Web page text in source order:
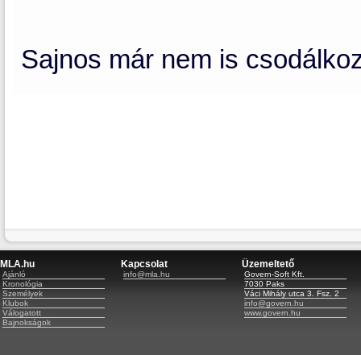
Sajnos már nem is
MLA.hu
Ajánló
Kronológia
Személyek
Klubok
Válogatott
Bajnokságok
Kapcsolat
info@mla.hu
Üzemeltető
Govern-Soft Kft.
7030 Paks
Váci Mihály utca 3. Fsz. 2
info@govern.hu
www.govern.hu